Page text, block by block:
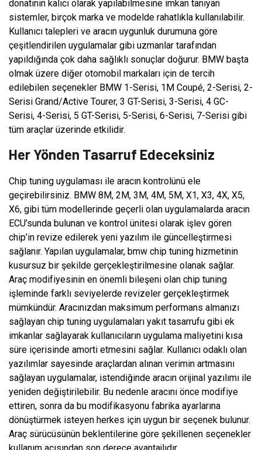
donatının kalıcı olarak yapılabilmesine imkan tanıyan
sistemler, birçok marka ve modelde rahatlıkla kullanılabilir.
Kullanıcı talepleri ve aracın uygunluk durumuna göre
çeşitlendirilen uygulamalar gibi uzmanlar tarafından
yapıldığında çok daha sağlıklı sonuçlar doğurur. BMW başta
olmak üzere diğer otomobil markaları için de tercih
edilebilen seçenekler BMW 1-Serisi, 1M Coupé, 2-Serisi, 2-
Serisi Grand/Active Tourer, 3 GT-Serisi, 3-Serisi, 4 GC-
Serisi, 4-Serisi, 5 GT-Serisi, 5-Serisi, 6-Serisi, 7-Serisi gibi
tüm araçlar üzerinde etkilidir.
Her Yönden Tasarruf Edeceksiniz
Chip tuning uygulaması ile aracın kontrolünü ele
geçirebilirsiniz. BMW 8M, 2M, 3M, 4M, 5M, X1, X3, 4X, X5,
X6, gibi tüm modellerinde geçerli olan uygulamalarda aracın
ECU’sunda bulunan ve kontrol ünitesi olarak işlev gören
chip’in revize edilerek yeni yazılım ile güncelleştirmesi
sağlanır. Yapılan uygulamalar, bmw chip tuning hizmetinin
kusursuz bir şekilde gerçekleştirilmesine olanak sağlar.
Araç modifiyesinin en önemli bileşeni olan chip tuning
işleminde farklı seviyelerde revizeler gerçekleştirmek
mümkündür. Aracınızdan maksimum performans almanızı
sağlayan chip tuning uygulamaları yakıt tasarrufu gibi ek
imkanlar sağlayarak kullanıcıların uygulama maliyetini kısa
süre içerisinde amorti etmesini sağlar. Kullanıcı odaklı olan
yazılımlar sayesinde araçlardan alınan verimin artmasını
sağlayan uygulamalar, istendiğinde aracın orijinal yazılımı ile
yeniden değiştirilebilir. Bu nedenle aracını önce modifiye
ettiren, sonra da bu modifikasyonu fabrika ayarlarına
dönüştürmek isteyen herkes için uygun bir seçenek bulunur.
Araç sürücüsünün beklentilerine göre şekillenen seçenekler